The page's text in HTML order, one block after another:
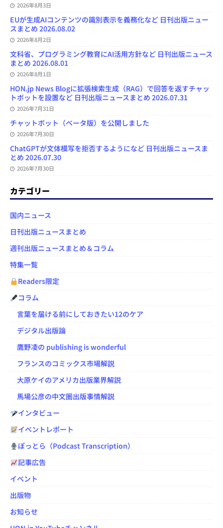
2026年8月3日
EUが生成AIコンテンツの識別表示を義務化など 日刊出版ニュー
スまとめ 2026.08.02
2026年8月2日
文科省、プログラミング教育にAI活用方針など 日刊出版ニュース
まとめ 2026.08.01
2026年8月1日
HON.jp News Blogに拡張検索生成（RAG）で回答を返すチャッ
トボットを設置など 日刊出版ニュースまとめ 2026.07.31
2026年7月31日
チャットボット（ベータ版）を公開しました
2026年7月30日
ChatGPTが文体模写を拒否するようになど 日刊出版ニュースま
とめ 2026.07.30
2026年7月30日
カテゴリー
国内ニュース
日刊出版ニュースまとめ
週刊出版ニュースまとめ＆コラム
特集一覧
Readers限定
コラム
言葉を届ける前にしておきたい12のケア
デジタル出版論
鷹野凌の publishing is wonderful
フランスのコミックス市場解説
大原ケイのアメリカ出版業界解説
馬場公彦の中文圏出版事情解説
インタビュー
イベントレポート
ぽっとら（Podcast Transcription）
記事広告
イベント
出版物
お知らせ